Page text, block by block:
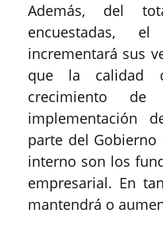
Además, del
encuestadas,
incrementará sus
que la calidad
crecimiento
implementación
parte del
interno son los
empresarial. En
mantendrá o